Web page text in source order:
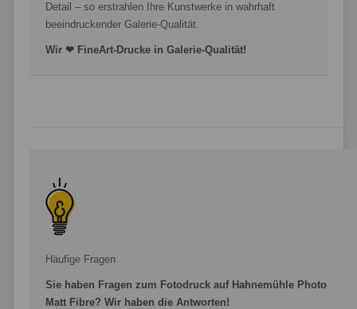
Detail – so erstrahlen Ihre Kunstwerke in wahrhaft
beeindruckender Galerie-Qualität.
Wir ❤ FineArt-Drucke in Galerie-Qualität!
Häufige Fragen
Sie haben Fragen zum Fotodruck auf Hahnemühle Photo
Matt Fibre? Wir haben die Antworten!